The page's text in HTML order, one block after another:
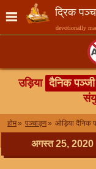
द्रिक
devotionally
उड़िया दैनिक
होम पञ्चाङ्ग ओड़िया दैनिक
अगस्त 25, 2020